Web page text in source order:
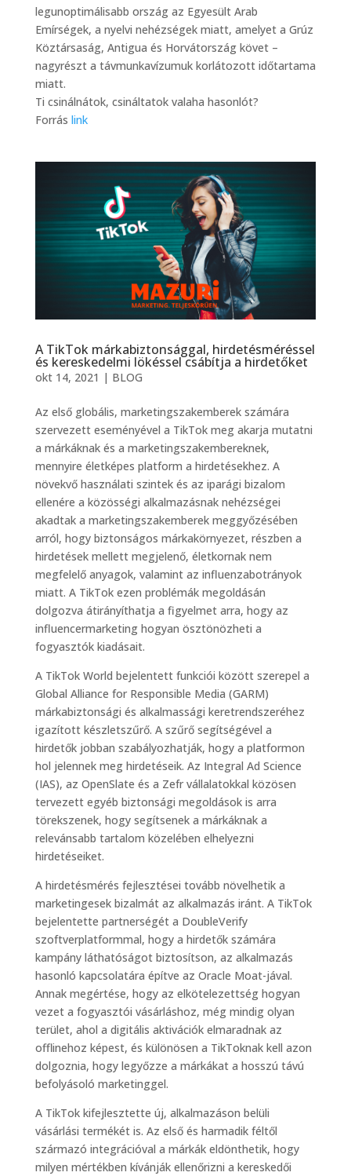
legunoptimálisabb ország az Egyesült Arab
Emírségek, a nyelvi nehézségek miatt, amelyet a Grúz
Köztársaság, Antigua és Horvátország követ –
nagyrészt a távmunkavízumuk korlátozott időtartama
miatt.
Ti csinálnátok, csináltatok valaha hasonlót?
Forrás link
A TikTok márkabiztonsággal, hirdetésméréssel
és kereskedelmi lökéssel csábítja a hirdetőket
okt 14, 2021 | BLOG
Az első globális, marketingszakemberek számára
szervezett eseményével a TikTok meg akarja mutatni
a márkáknak és a marketingszakembereknek,
mennyire életképes platform a hirdetésekhez. A
növekvő használati szintek és az iparági bizalom
ellenére a közösségi alkalmazásnak nehézségei
akadtak a marketingszakemberek meggyőzésében
arról, hogy biztonságos márkakörnyezet, részben a
hirdetések mellett megjelenő, életkornak nem
megfelelő anyagok, valamint az influenzabotrányok
miatt. A TikTok ezen problémák megoldásán
dolgozva átirányíthatja a figyelmet arra, hogy az
influencermarketing hogyan ösztönözheti a
fogyasztók kiadásait.
A TikTok World bejelentett funkciói között szerepel a
Global Alliance for Responsible Media (GARM)
márkabiztonsági és alkalmassági keretrendszeréhez
igazított készletszűrő. A szűrő segítségével a
hirdetők jobban szabályozhatják, hogy a platformon
hol jelennek meg hirdetéseik. Az Integral Ad Science
(IAS), az OpenSlate és a Zefr vállalatokkal közösen
tervezett egyéb biztonsági megoldások is arra
törekszenek, hogy segítsenek a márkáknak a
relevánsabb tartalom közelében elhelyezni
hirdetéseiket.
A hirdetésmérés fejlesztései tovább növelhetik a
marketingesek bizalmát az alkalmazás iránt. A TikTok
bejelentette partnerségét a DoubleVerify
szoftverplatformmal, hogy a hirdetők számára
kampány láthatóságot biztosítson, az alkalmazás
hasonló kapcsolatára építve az Oracle Moat-jával.
Annak megértése, hogy az elkötelezettség hogyan
vezet a fogyasztói vásárláshoz, még mindig olyan
terület, ahol a digitális aktivációk elmaradnak az
offlinehoz képest, és különösen a TikToknak kell azon
dolgoznia, hogy legyőzze a márkákat a hosszú távú
befolyásoló marketinggel.
A TikTok kifejlesztette új, alkalmazáson belüli
vásárlási termékét is. Az első és harmadik féltől
származó integrációval a márkák eldönthetik, hogy
milyen mértékben kívánják ellenőrizni a kereskedői